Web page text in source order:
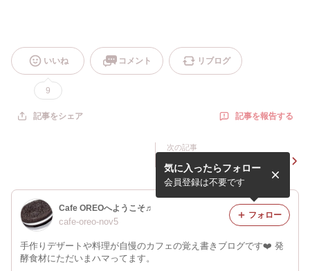
いいね
9
コメント リブログ
記事をシェア 記事を報告する
次の記事
【2月12日(月)は早仕舞いし
ます♀️】
Cafe OREOへようこそ♬
cafe-oreo-nov5
手作りデザートや料理が自慢のカフェの覚え書きブログです❤️ 発
酵食材にただいまハマってます。
気に入ったらフォロー
会員登録は不要です
フォロー